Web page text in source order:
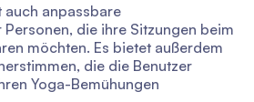
auch anpassbare
die ihre Sitzungen beim
möchten. Es bietet außerdem
die die Benutzer
Yoga-Bemühungen